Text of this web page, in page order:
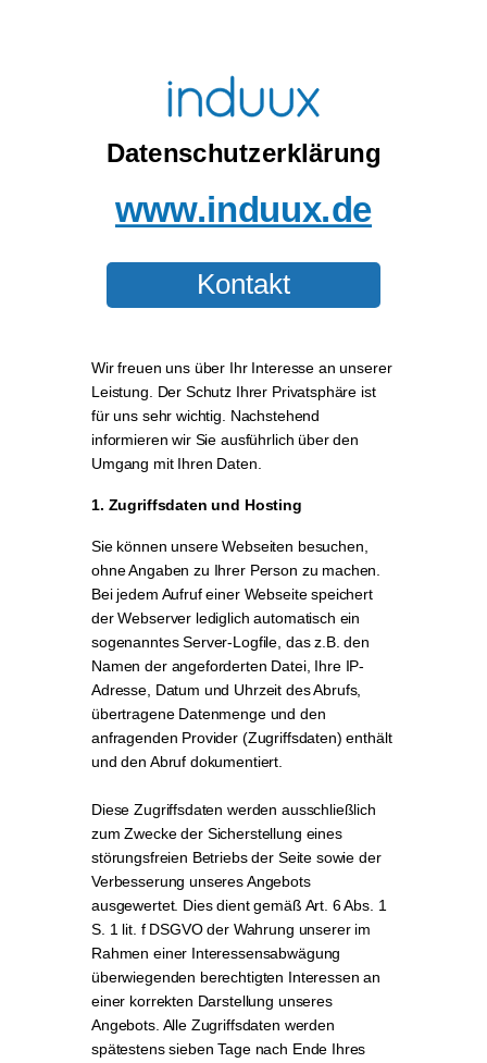
Datenschutzerklärung
Wir freuen uns über Ihr Interesse an unserer
Leistung. Der Schutz Ihrer Privatsphäre ist
für uns sehr wichtig. Nachstehend
informieren wir Sie ausführlich über den
Umgang mit Ihren Daten.
1. Zugriffsdaten und Hosting
Sie können unsere Webseiten besuchen,
ohne Angaben zu Ihrer Person zu machen.
Bei jedem Aufruf einer Webseite speichert
der Webserver lediglich automatisch ein
sogenanntes Server-Logfile, das z.B. den
Namen der angeforderten Datei, Ihre IP-
Adresse, Datum und Uhrzeit des Abrufs,
übertragene Datenmenge und den
anfragenden Provider (Zugriffsdaten) enthält
und den Abruf dokumentiert.
Diese Zugriffsdaten werden ausschließlich
zum Zwecke der Sicherstellung eines
störungsfreien Betriebs der Seite sowie der
Verbesserung unseres Angebots
ausgewertet. Dies dient gemäß Art. 6 Abs. 1
S. 1 lit. f DSGVO der Wahrung unserer im
Rahmen einer Interessensabwägung
überwiegenden berechtigten Interessen an
einer korrekten Darstellung unseres
Angebots. Alle Zugriffsdaten werden
spätestens sieben Tage nach Ende Ihres
www.induux.de
Kontakt